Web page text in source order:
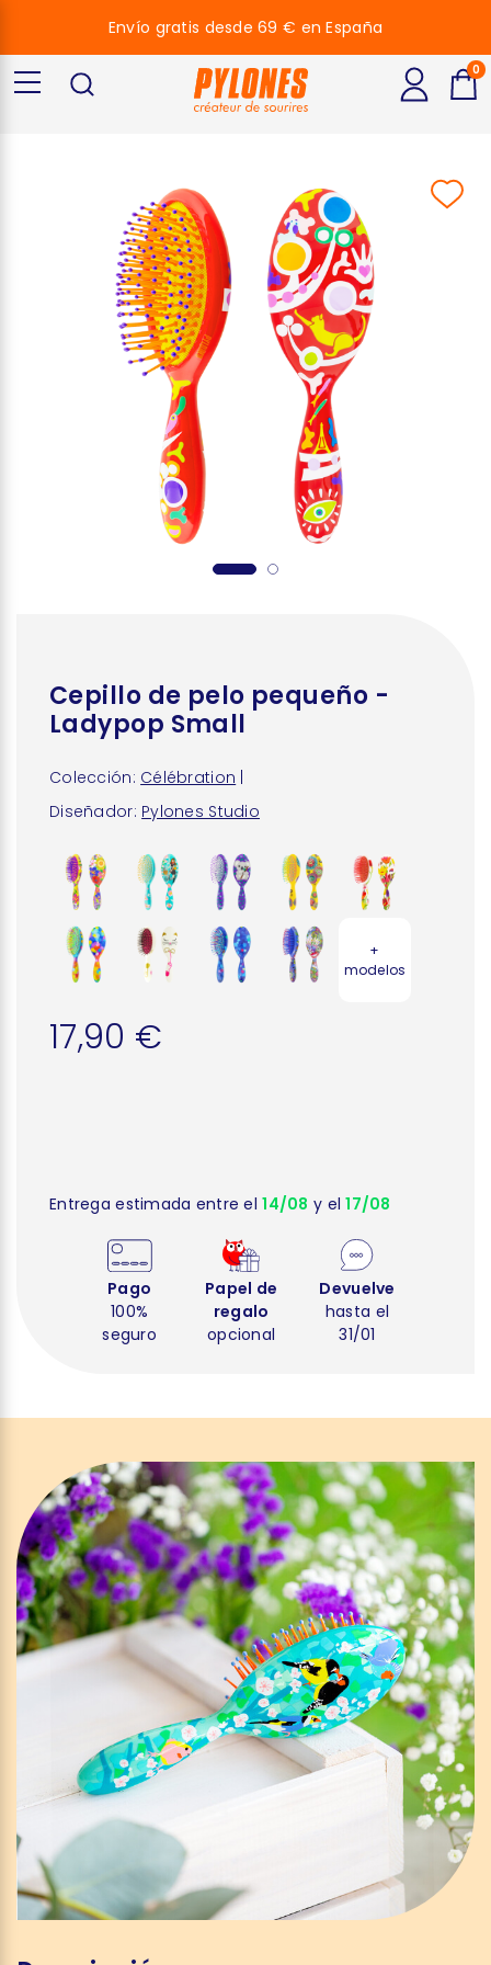
Cepillo de pelo pequeño -
Ladypop Small
Colección: Célébration
Diseñador: Pylones Studio
+
modelos
17,90 €
Entrega estimada entre el14/08 y el17/08
Pago
100%
seguro
Papel de
regalo
opcional
Devuelve
hasta el
31/01
Envío gratis desde 69 € en España
0